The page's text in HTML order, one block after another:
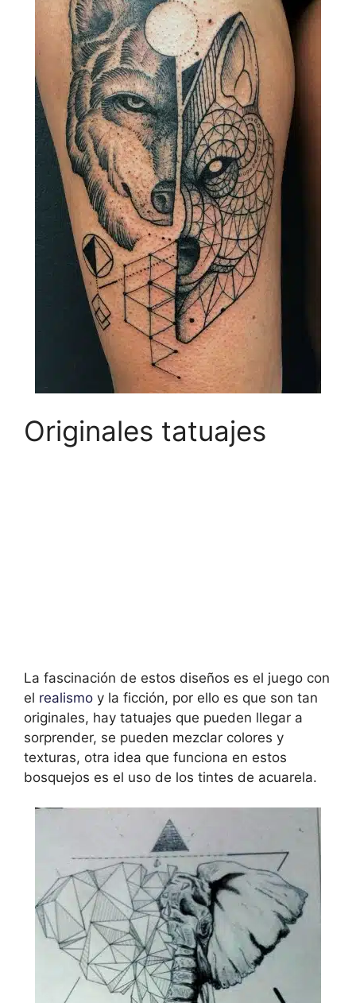
Originales tatuajes
La fascinación de estos diseños es el juego con
el realismo y la ficción, por ello es que son tan
originales, hay tatuajes que pueden llegar a
sorprender, se pueden mezclar colores y
texturas, otra idea que funciona en estos
bosquejos es el uso de los tintes de acuarela.